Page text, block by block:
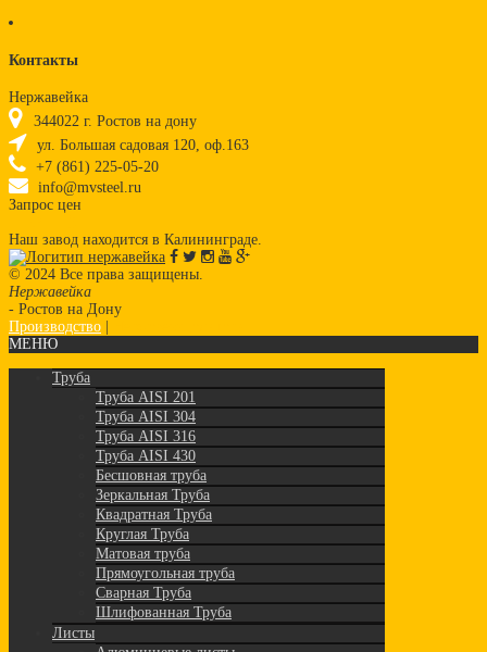
Контакты
Нержавейка
344022 г. Ростов на дону
ул. Большая садовая 120, оф.163
+7 (861) 225-05-20
info@mvsteel.ru
Запрос цен
Наш завод находится в Калининграде.
© 2024 Все права защищены.
Нержавейка
- Ростов на Дону
Производство
МЕНЮ
Труба
Труба AISI 201
Труба AISI 304
Труба AISI 316
Труба AISI 430
Бесшовная труба
Зеркальная Труба
Квадратная Труба
Круглая Труба
Матовая труба
Прямоугольная труба
Сварная Труба
Шлифованная Труба
Листы